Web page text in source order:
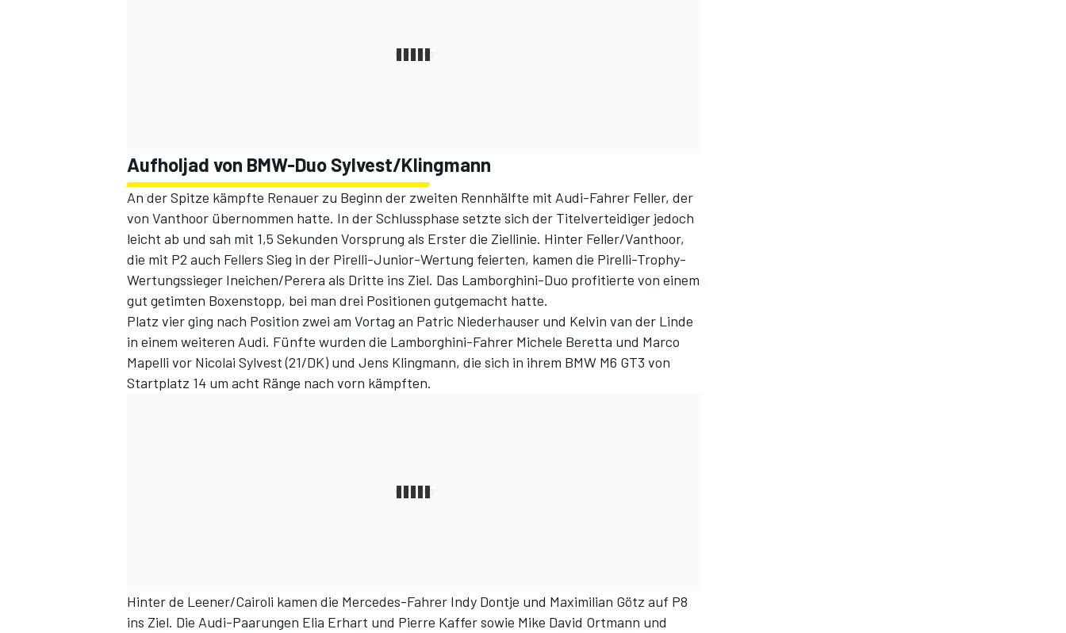
Aufholjad von BMW-Duo Sylvest/Klingmann
An der Spitze kämpfte Renauer zu Beginn der zweiten Rennhälfte mit Audi-Fahrer Feller, der
von Vanthoor übernommen hatte. In der Schlussphase setzte sich der Titelverteidiger jedoch
leicht ab und sah mit 1,5 Sekunden Vorsprung als Erster die Ziellinie. Hinter Feller/Vanthoor,
die mit P2 auch Fellers Sieg in der Pirelli-Junior-Wertung feierten, kamen die Pirelli-Trophy-
Wertungssieger Ineichen/Perera als Dritte ins Ziel. Das Lamborghini-Duo profitierte von einem
gut getimten Boxenstopp, bei man drei Positionen gutgemacht hatte.
Platz vier ging nach Position zwei am Vortag an Patric Niederhauser und Kelvin van der Linde
in einem weiteren Audi. Fünfte wurden die Lamborghini-Fahrer Michele Beretta und Marco
Mapelli vor Nicolai Sylvest (21/DK) und Jens Klingmann, die sich in ihrem BMW M6 GT3 von
Startplatz 14 um acht Ränge nach vorn kämpften.
Hinter de Leener/Cairoli kamen die Mercedes-Fahrer Indy Dontje und Maximilian Götz auf P8
ins Ziel. Die Audi-Paarungen Elia Erhart und Pierre Kaffer sowie Mike David Ortmann und